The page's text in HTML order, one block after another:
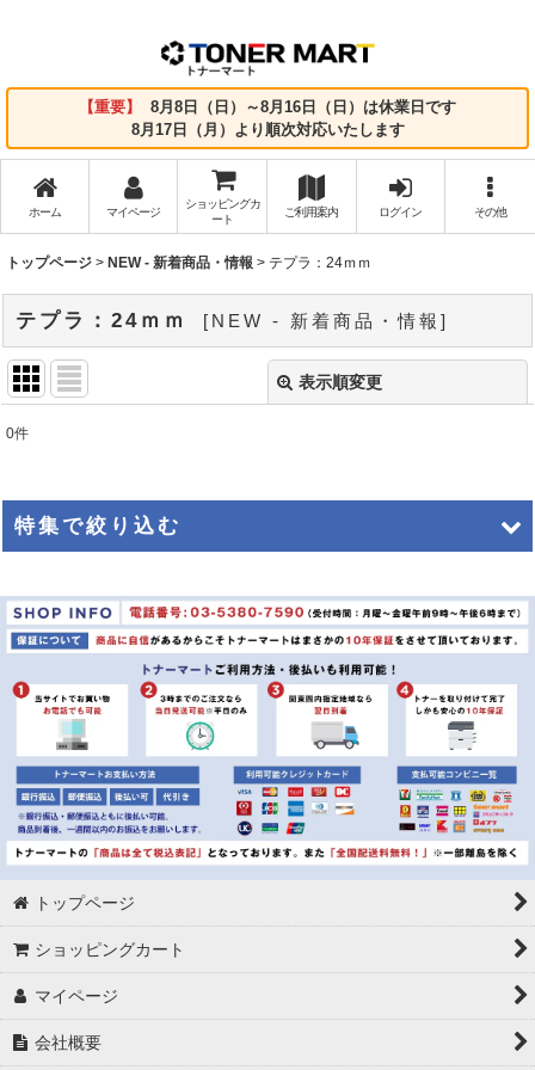
【重要】
8月8日（日）～8月16日（日）は休業日です
8月17日（月）より順次対応いたします
ホーム マイページ
ショッピングカ
ート
ご利用案内 ログイン その他
トップページ > NEW - 新着商品・情報 > テプラ：24ｍｍ
テプラ：24ｍｍ [ NEW - 新着商品・情報 ]
表示順変更
並び順:
0件
特集で絞り込む
レターケース&メール便専用ケース&紙袋
胡蝶蘭:ハイグレード
胡蝶蘭:スタンダード
胡蝶蘭:ミディ
胡蝶蘭:化粧蘭
クッション封筒
コピー用紙
カラーペーパー
キングジム：テプラ
テプラ：6ｍｍ
トップページ
ショッピングカート
マイページ
会社概要